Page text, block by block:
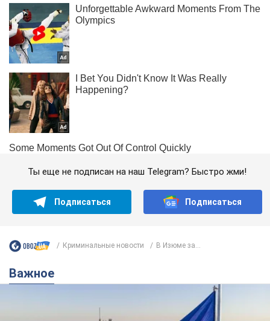
Ты еще не подписан на наш Telegram? Быстро жми!
Подписаться Подписаться
Криминальные новости В Изюме за...
Важное